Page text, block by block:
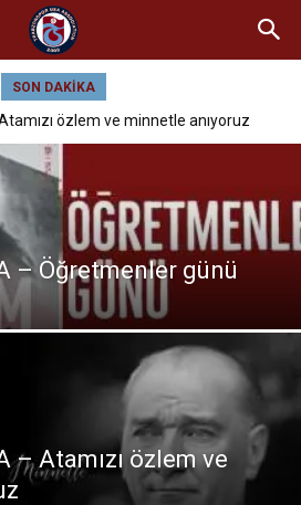
SON DAKIKA
özlem ve minnetle anıyoruz
– Öğretmenler günü
– Atamızı özlem ve